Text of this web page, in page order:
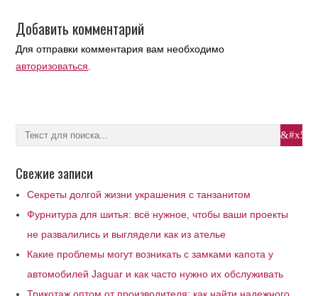
Добавить комментарий
Для отправки комментария вам необходимо
авторизоваться
Свежие записи
Секреты долгой жизни украшения с танзанитом
Фурнитура для шитья: всё нужное, чтобы ваши проекты
не развалились и выглядели как из ателье
Какие проблемы могут возникать с замками капота у
автомобилей Jaguar и как часто нужно их обслуживать